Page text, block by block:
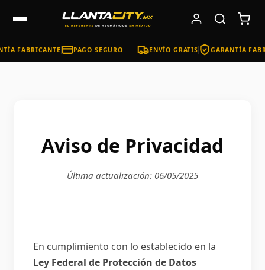
FABRICANTE PAGO SEGURO ENVÍO GRATIS GARANTÍA
Aviso de Privacidad
Última actualización: 06/05/2025
En cumplimiento con lo establecido en la
Ley Federal de Protección de Datos